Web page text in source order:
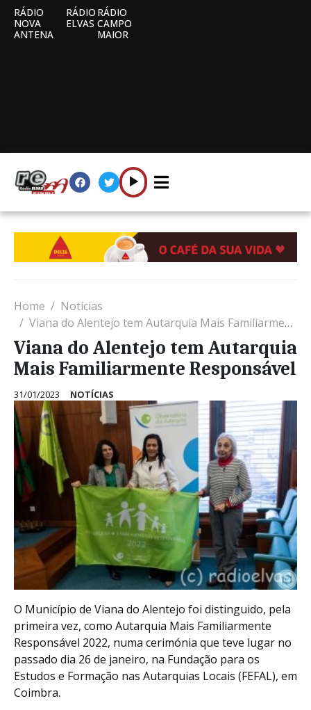
RÁDIO
NOVA
ANTENA
RÁDIO
ELVAS
RÁDIO
CAMPO
MAIOR
Home
Notícias
Viana do Alentejo tem Autarquia Mais Familiarmente Responsável
Viana do Alentejo tem Autarquia
Mais Familiarmente Responsável
31/01/2023 NOTÍCIAS
O Município de Viana do Alentejo foi distinguido, pela
primeira vez, como Autarquia Mais Familiarmente
Responsável 2022, numa cerimónia que teve lugar no
passado dia 26 de janeiro, na Fundação para os
Estudos e Formação nas Autarquias Locais (FEFAL), em
Coimbra.